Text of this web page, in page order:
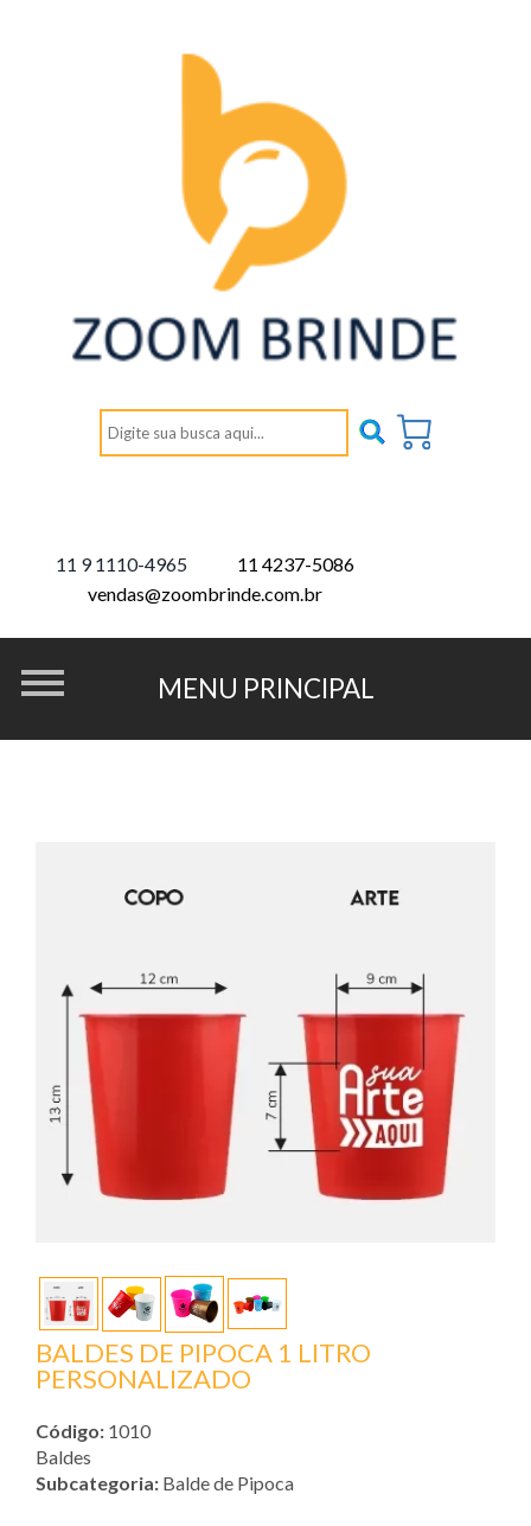
11 9 1110-4965
11 4237-5086
vendas@zoombrinde.com.br
BALDES DE PIPOCA 1 LITRO
PERSONALIZADO
Código: 1010
Baldes
Subcategoria: Balde de Pipoca